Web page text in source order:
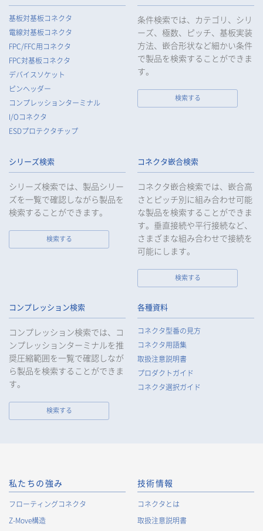
基板対基板コネクタ
電線対基板コネクタ
FPC/FFC用コネクタ
FPC対基板コネクタ
デバイスソケット
ピンヘッダー
コンプレッションターミナル
I/Oコネクタ
ESDプロテクタチップ
条件検索では、カテゴリ、シリ
ーズ、極数、ピッチ、基板実装
方法、嵌合形状など細かい条件
で製品を検索することができま
す。
検索する
シリーズ検索
シリーズ検索では、製品シリー
ズを一覧で確認しながら製品を
検索することができます。
検索する
コネクタ嵌合検索
コネクタ嵌合検索では、嵌合高
さとピッチ別に組み合わせ可能
な製品を検索することができま
す。垂直接続や平行接続など、
さまざまな組み合わせで接続を
可能にします。
検索する
コンプレッション検索
コンプレッション検索では、コ
ンプレッションターミナルを推
奨圧縮範囲を一覧で確認しなが
ら製品を検索することができま
す。
検索する
各種資料
コネクタ型番の見方
コネクタ用語集
取扱注意説明書
プロダクトガイド
コネクタ選択ガイド
私たちの強み
フローティングコネクタ
Z-Move構造
技術情報
コネクタとは
取扱注意説明書